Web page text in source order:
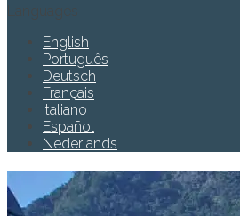
English
Português
Deutsch
Français
Italiano
Español
Nederlands